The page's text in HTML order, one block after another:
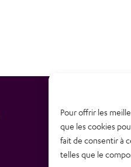
Pour offrir les
que les cookies
fait de consentir à
telles que le
Newsletter
Nous